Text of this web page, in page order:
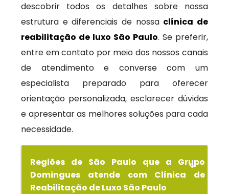
descobrir todos os detalhes sobre nossa
estrutura e diferenciais de nossa clínica de
reabilitação de luxo São Paulo. Se preferir,
entre em contato por meio dos nossos canais
de atendimento e converse com um
especialista preparado para oferecer
orientação personalizada, esclarecer dúvidas
e apresentar as melhores soluções para cada
necessidade.
Regiões de São Paulo que a Grupo
Domingues atende com Clínica de
Reabilitação de Luxo São Paulo